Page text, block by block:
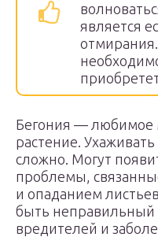
является
Бегония — любимое
растение.
сложно. Могут
проблемы,
и опаданием
быть неправильный
вредителей и